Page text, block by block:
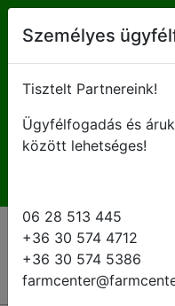
H-P 8 - 16:30
Személyes
Tisztelt Partnereink!
Ügyfélfogadás és
között lehetséges!
06 28 513 445
+36 30 574 4712
+36 30 574 5386